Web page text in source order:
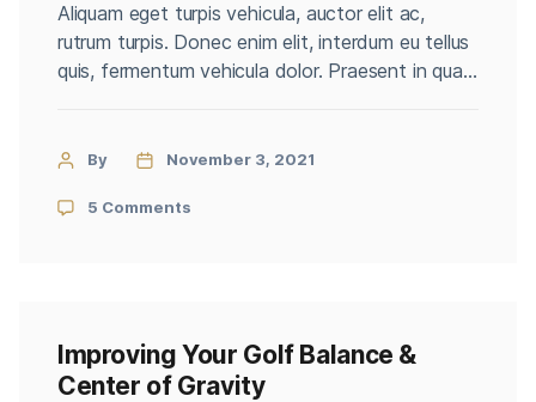
Aliquam eget turpis vehicula, auctor elit ac,
rutrum turpis. Donec enim elit, interdum eu tellus
quis, fermentum vehicula dolor. Praesent in quam
venenatis tristique, purus arcu volutpat orci,
leo a cursus. Donec nunc nisl, […]
By November 3, 2021
5 Comments
Improving Your Golf Balance &
Center of Gravity